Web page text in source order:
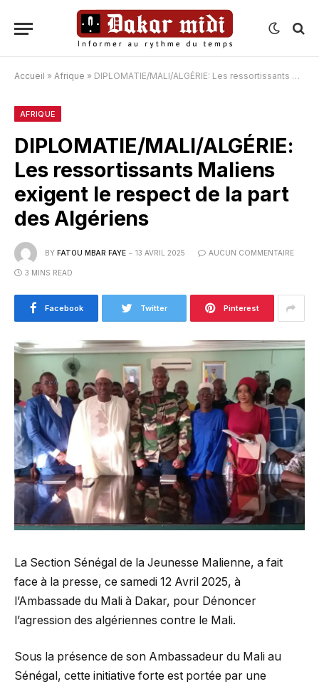
Accueil » Afrique » DIPLOMATIE/MALI/ALGÉRIE: Les ressortissants Maliens exigent le respect de la part des Algériens
AFRIQUE
DIPLOMATIE/MALI/ALGÉRIE:
Les ressortissants Maliens
exigent le respect de la part
des Algériens
BY FATOU MBAR FAYE 13 AVRIL 2025 AUCUN COMMENTAIRE
3 MINS READ
Facebook Twitter Pinterest
La Section Sénégal de la Jeunesse Malienne, a fait
face à la presse, ce samedi 12 Avril 2025, à
l’Ambassade du Mali à Dakar, pour Dénoncer
l’agression des algériennes contre le Mali.
Sous la présence de son Ambassadeur du Mali au
Sénégal, cette initiative forte est portée par une